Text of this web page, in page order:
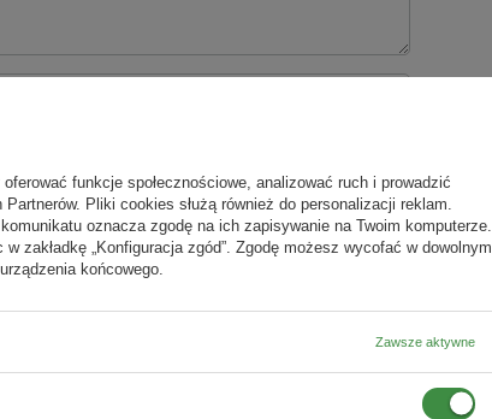
funkcje społecznościowe, analizować ruch i prowadzić
Pliki cookies służą również do personalizacji reklam.
oznacza zgodę na ich zapisywanie na Twoim komputerze.
zakładkę „Konfiguracja zgód”. Zgodę możesz wycofać w dowolnym
końcowego.
Zawsze aktywne